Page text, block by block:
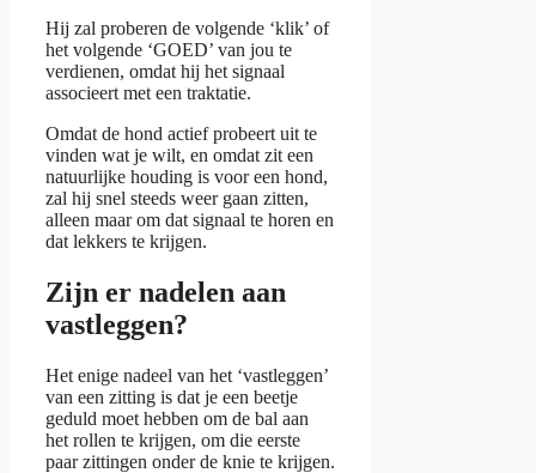
Hij zal proberen de volgende ‘klik’ of
het volgende ‘GOED’ van jou te
verdienen, omdat hij het signaal
associeert met een traktatie.
Omdat de hond actief probeert uit te
vinden wat je wilt, en omdat zit een
natuurlijke houding is voor een hond,
zal hij snel steeds weer gaan zitten,
alleen maar om dat signaal te horen en
dat lekkers te krijgen.
Zijn er nadelen aan
vastleggen?
Het enige nadeel van het ‘vastleggen’
van een zitting is dat je een beetje
geduld moet hebben om de bal aan
het rollen te krijgen, om die eerste
paar zittingen onder de knie te krijgen.